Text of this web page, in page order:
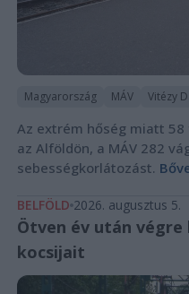
Magyarország MÁV Vitézy
Az extrém hőség miatt
az Alföldön, a MÁV 282
sebességkorlátozást.
BELFÖLD 2026. augusztus 5.
Ötven év után végre
kocsijait